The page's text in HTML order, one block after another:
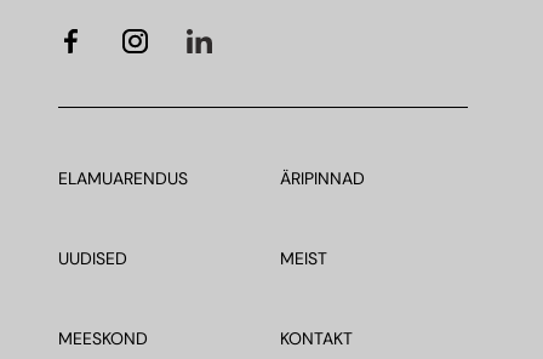
ELAMUARENDUS ÄRIPINNAD
UUDISED MEIST
MEESKOND KONTAKT